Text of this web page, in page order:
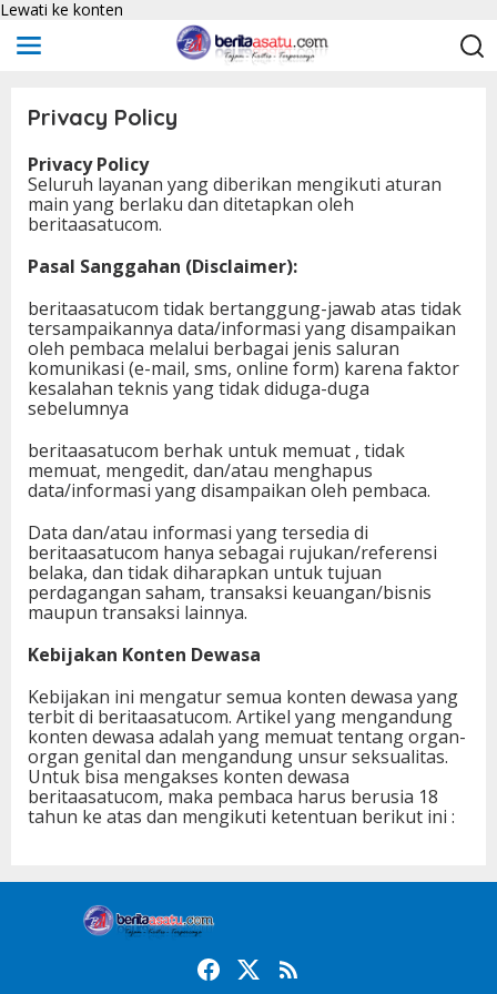
Lewati ke konten
Privacy Policy
K
A
M
I
,
2
J
U
L
I
2
0
1
8
L
E
H
I
B
A
L
Privacy Policy
Seluruh layanan yang diberikan mengikuti aturan
main yang berlaku dan ditetapkan oleh
beritaasatucom.
Pasal Sanggahan (Disclaimer):
beritaasatucom tidak bertanggung-jawab atas tidak
tersampaikannya data/informasi yang disampaikan
oleh pembaca melalui berbagai jenis saluran
komunikasi (e-mail, sms, online form) karena faktor
kesalahan teknis yang tidak diduga-duga
sebelumnya
beritaasatucom berhak untuk memuat , tidak
memuat, mengedit, dan/atau menghapus
data/informasi yang disampaikan oleh pembaca.
Data dan/atau informasi yang tersedia di
beritaasatucom hanya sebagai rujukan/referensi
belaka, dan tidak diharapkan untuk tujuan
perdagangan saham, transaksi keuangan/bisnis
maupun transaksi lainnya.
Kebijakan Konten Dewasa
Kebijakan ini mengatur semua konten dewasa yang
terbit di beritaasatucom. Artikel yang mengandung
konten dewasa adalah yang memuat tentang organ-
organ genital dan mengandung unsur seksualitas.
Untuk bisa mengakses konten dewasa
beritaasatucom, maka pembaca harus berusia 18
tahun ke atas dan mengikuti ketentuan berikut ini :